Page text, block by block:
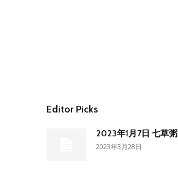
Editor Picks
2023年1月7日 七草粥
2023年3月28日